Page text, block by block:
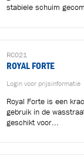
stabiele schuim
RC021
ROYAL FORTE
Login voor prijsinformatie
Royal Forte is een
gebruik in de
geschikt voor...